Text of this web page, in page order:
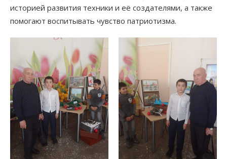
историей развития техники и её создателями, а также
помогают воспитывать чувство патриотизма.